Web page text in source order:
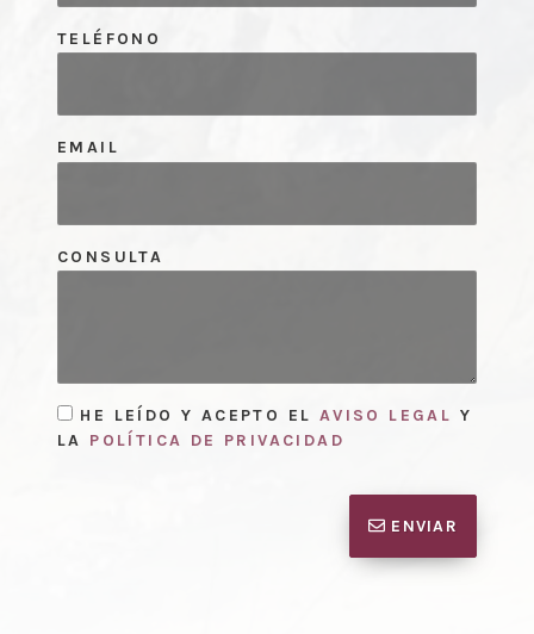
TELÉFONO
EMAIL
CONSULTA
HE LEÍDO Y ACEPTO EL AVISO LEGAL Y
LA POLÍTICA DE PRIVACIDAD
ENVIAR